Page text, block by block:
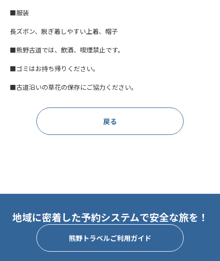
■服装
長ズボン、脱ぎ着しやすい上着、帽子
■熊野古道では、飲酒、喫煙禁止です。
■ゴミはお持ち帰りください。
■古道沿いの草花の保存にご協力ください。
戻る
地域に密着した予約システムで安全な旅を！
熊野トラベルご利用ガイド